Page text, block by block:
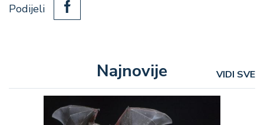
Podijeli
Najnovije VIDI SVE